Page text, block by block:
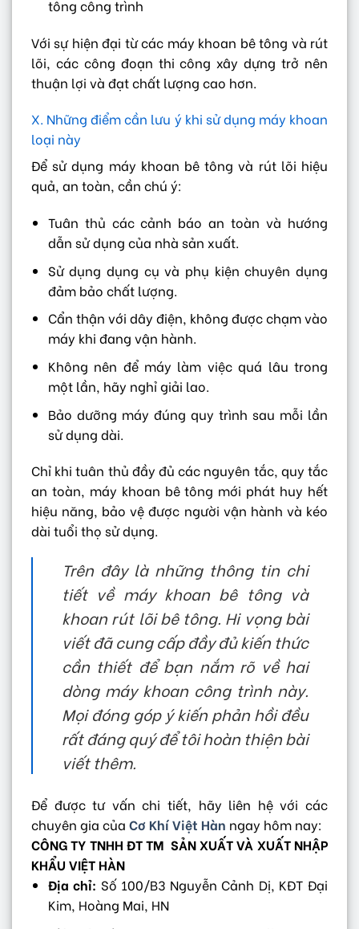
tông công trình
Với sự hiện đại từ các máy khoan bê tông và rút
lõi, các công đoạn thi công xây dựng trở nên
thuận lợi và đạt chất lượng cao hơn.
X. Những điểm cần lưu ý khi sử dụng máy khoan
loại này
Để sử dụng máy khoan bê tông và rút lõi hiệu
quả, an toàn, cần chú ý:
Tuân thủ các cảnh báo an toàn và hướng
dẫn sử dụng của nhà sản xuất.
Sử dụng dụng cụ và phụ kiện chuyên dụng
đảm bảo chất lượng.
Cẩn thận với dây điện, không được chạm vào
máy khi đang vận hành.
Không nên để máy làm việc quá lâu trong
một lần, hãy nghỉ giải lao.
Bảo dưỡng máy đúng quy trình sau mỗi lần
sử dụng dài.
Chỉ khi tuân thủ đầy đủ các nguyên tắc, quy tắc
an toàn, máy khoan bê tông mới phát huy hết
hiệu năng, bảo vệ được người vận hành và kéo
dài tuổi thọ sử dụng.
Trên đây là những thông tin chi
tiết về máy khoan bê tông và
khoan rút lõi bê tông. Hi vọng bài
viết đã cung cấp đầy đủ kiến thức
cần thiết để bạn nắm rõ về hai
dòng máy khoan công trình này.
Mọi đóng góp ý kiến phản hồi đều
rất đáng quý để tôi hoàn thiện bài
viết thêm.
Để được tư vấn chi tiết, hãy liên hệ với các
chuyên gia của Cơ Khí Việt Hàn ngay hôm nay:
CÔNG TY TNHH ĐT TM SẢN XUẤT VÀ XUẤT NHẬP
KHẨU VIỆT HÀN
Địa chỉ: Số 100/B3 Nguyễn Cảnh Dị, KĐT Đại
Kim, Hoàng Mai, HN